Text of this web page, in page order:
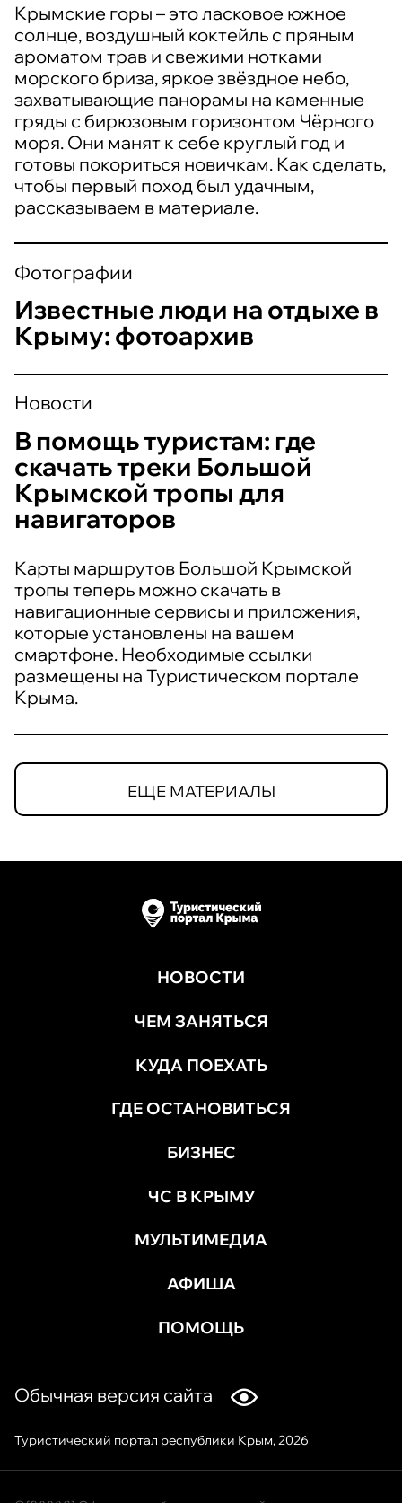
Крымские горы – это ласковое южное
солнце, воздушный коктейль с пряным
ароматом трав и свежими нотками
морского бриза, яркое звёздное небо,
захватывающие панорамы на каменные
гряды с бирюзовым горизонтом Чёрного
моря. Они манят к себе круглый год и
готовы покориться новичкам. Как сделать,
чтобы первый поход был удачным,
рассказываем в материале.
Фотографии
Известные люди на отдыхе в
Крыму: фотоархив
Новости
В помощь туристам: где
скачать треки Большой
Крымской тропы для
навигаторов
Карты маршрутов Большой Крымской
тропы теперь можно скачать в
навигационные сервисы и приложения,
которые установлены на вашем
смартфоне. Необходимые ссылки
размещены на Туристическом портале
Крыма.
ЕЩЕ МАТЕРИАЛЫ
НОВОСТИ
ЧЕМ ЗАНЯТЬСЯ
КУДА ПОЕХАТЬ
ГДЕ ОСТАНОВИТЬСЯ
БИЗНЕС
ЧС В КРЫМУ
МУЛЬТИМЕДИА
АФИША
ПОМОЩЬ
Обычная версия сайта
Туристический портал республики Крым, 2026